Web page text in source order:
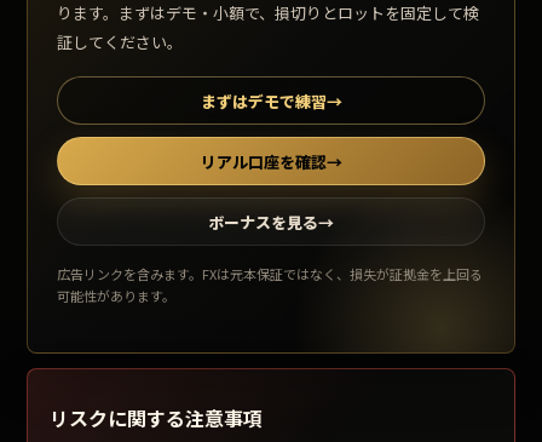
ります。まずはデモ・小額で、損切りとロットを固定して検
証してください。
まずはデモで練習→
リアル口座を確認→
ボーナスを見る→
広告リンクを含みます。FXは元本保証ではなく、損失が証拠金を上回る
可能性があります。
リスクに関する注意事項